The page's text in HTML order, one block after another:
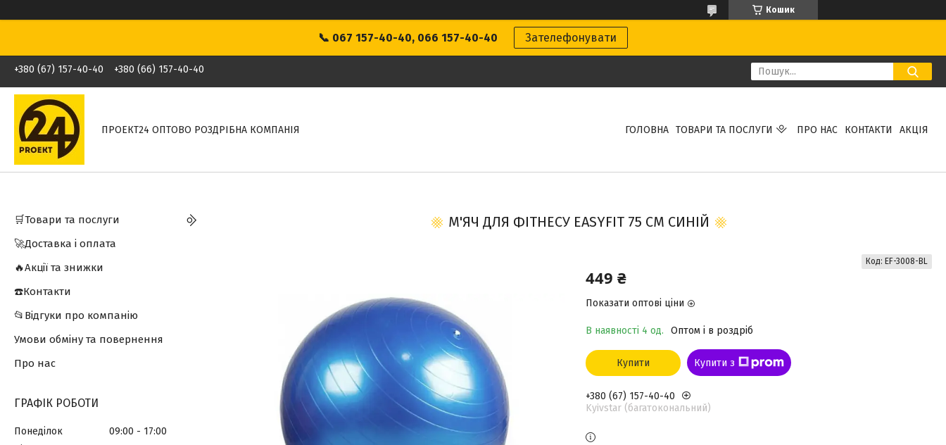
Кошик
📞 067 157-40-40, 066 157-40-40 Зателефонувати
+380 (67) 157-40-40 +380 (66) 157-40-40
ПРОЕКТ24 ОПТОВО РОЗДРІБНА КОМПАНІЯ ГОЛОВНА ТОВАРИ ТА ПОСЛУГИ ПРО НАС КОНТАКТИ АКЦІЯ
М'ЯЧ ДЛЯ ФІТНЕСУ EASYFIT 75 СМ СИНІЙ
449 ₴
Показати оптові ціни
В наявності 4 од. Оптом і в роздріб
Код: EF-3008-BL
Купити Купити з
+380 (67) 157-40-40
Kyivstar (багатокональний)
🛒Товари та послуги
🚀Доставка і оплата
🔥Акції та знижки
☎️Контакти
📂Відгуки про компанію
Умови обміну та повернення
Про нас
ГРАФІК РОБОТИ
Понеділок 09:00
17:00